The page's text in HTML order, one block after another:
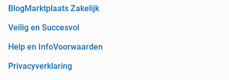
BlogMarktplaats Zakelijk
Veilig en Succesvol
Help en InfoVoorwaarden
Privacyverklaring